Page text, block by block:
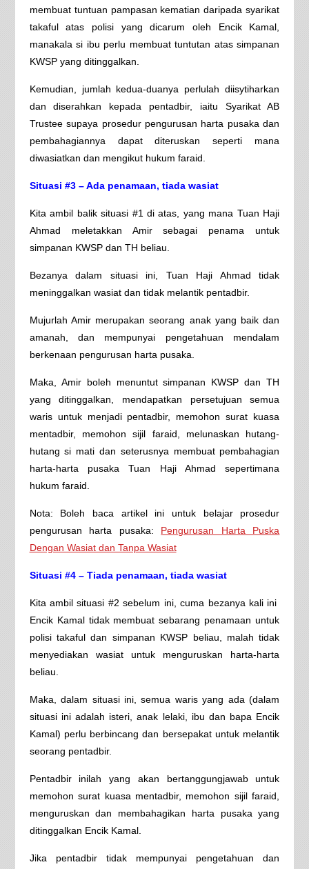
membuat tuntuan pampasan kematian daripada syarikat
takaful atas polisi yang dicarum oleh Encik Kamal,
manakala si ibu perlu membuat tuntutan atas simpanan
KWSP yang ditinggalkan.
Kemudian, jumlah kedua-duanya perlulah diisytiharkan
dan diserahkan kepada pentadbir, iaitu Syarikat AB
Trustee supaya prosedur pengurusan harta pusaka dan
pembahagiannya dapat diteruskan seperti mana
diwasiatkan dan mengikut hukum faraid.
Situasi #3 – Ada penamaan, tiada wasiat
Kita ambil balik situasi #1 di atas, yang mana Tuan Haji
Ahmad meletakkan Amir sebagai penama untuk
simpanan KWSP dan TH beliau.
Bezanya dalam situasi ini, Tuan Haji Ahmad tidak
meninggalkan wasiat dan tidak melantik pentadbir.
Mujurlah Amir merupakan seorang anak yang baik dan
amanah, dan mempunyai pengetahuan mendalam
berkenaan pengurusan harta pusaka.
Maka, Amir boleh menuntut simpanan KWSP dan TH
yang ditinggalkan, mendapatkan persetujuan semua
waris untuk menjadi pentadbir, memohon surat kuasa
mentadbir, memohon sijil faraid, melunaskan hutang-
hutang si mati dan seterusnya membuat pembahagian
harta-harta pusaka Tuan Haji Ahmad sepertimana
hukum faraid.
Nota: Boleh baca artikel ini untuk belajar prosedur
pengurusan harta pusaka: Pengurusan Harta Puska
Dengan Wasiat dan Tanpa Wasiat
Situasi #4 – Tiada penamaan, tiada wasiat
Kita ambil situasi #2 sebelum ini, cuma bezanya kali ini
Encik Kamal tidak membuat sebarang penamaan untuk
polisi takaful dan simpanan KWSP beliau, malah tidak
menyediakan wasiat untuk menguruskan harta-harta
beliau.
Maka, dalam situasi ini, semua waris yang ada (dalam
situasi ini adalah isteri, anak lelaki, ibu dan bapa Encik
Kamal) perlu berbincang dan bersepakat untuk melantik
seorang pentadbir.
Pentadbir inilah yang akan bertanggungjawab untuk
memohon surat kuasa mentadbir, memohon sijil faraid,
menguruskan dan membahagikan harta pusaka yang
ditinggalkan Encik Kamal.
Jika pentadbir tidak mempunyai pengetahuan dan